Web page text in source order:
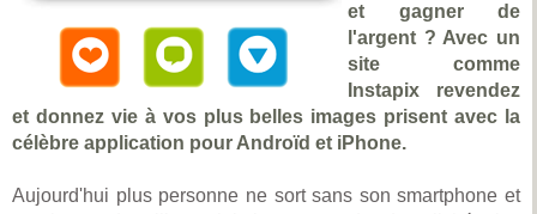
et gagner de
l'argent ? Avec un
site comme
Instapix revendez
et donnez vie à vos plus belles images prisent avec la
célèbre application pour Androïd et iPhone.
Aujourd'hui plus personne ne sort sans son smartphone et